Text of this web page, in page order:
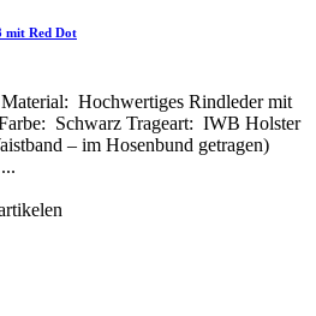
mit Red Dot
Hochwertiges Rindleder mit
Schwarz Trageart: IWB Holster
– im Hosenbund getragen)